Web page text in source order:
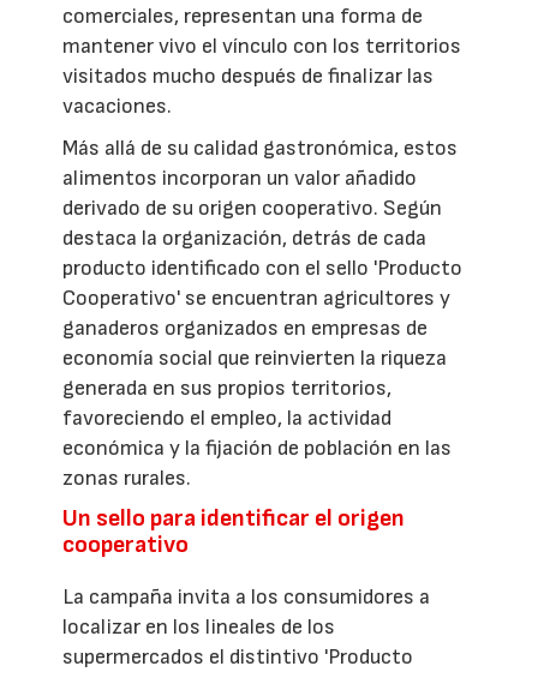
comerciales, representan una forma de
mantener vivo el vínculo con los territorios
visitados mucho después de finalizar las
vacaciones.
Más allá de su calidad gastronómica, estos
alimentos incorporan un valor añadido
derivado de su origen cooperativo. Según
destaca la organización, detrás de cada
producto identificado con el sello 'Producto
Cooperativo' se encuentran agricultores y
ganaderos organizados en empresas de
economía social que reinvierten la riqueza
generada en sus propios territorios,
favoreciendo el empleo, la actividad
económica y la fijación de población en las
zonas rurales.
Un sello para identificar el origen
cooperativo
La campaña invita a los consumidores a
localizar en los lineales de los
supermercados el distintivo 'Producto